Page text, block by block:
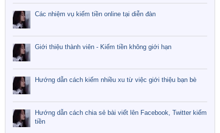
Các nhiệm vụ kiếm tiền online tại diễn đàn
Giới thiệu thành viên - Kiếm tiền không giới hạn
Hướng dẫn cách kiếm nhiều xu từ việc giới thiệu bạn bè
Hướng dẫn cách chia sẻ bài viết lên Facebook, Twitter kiếm
tiền